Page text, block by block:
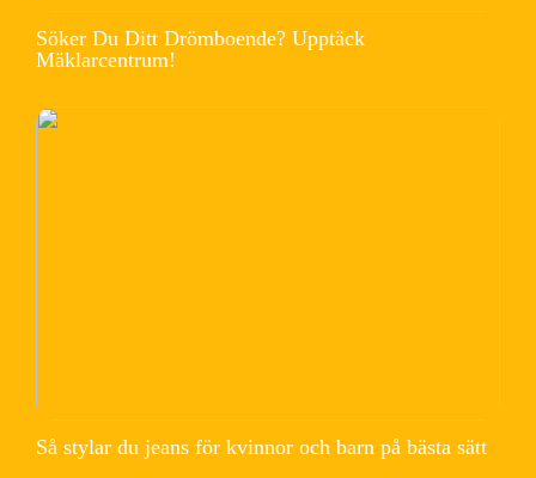
Söker Du Ditt Drömboende? Upptäck
Mäklarcentrum!
Så stylar du jeans för kvinnor och barn på bästa sätt